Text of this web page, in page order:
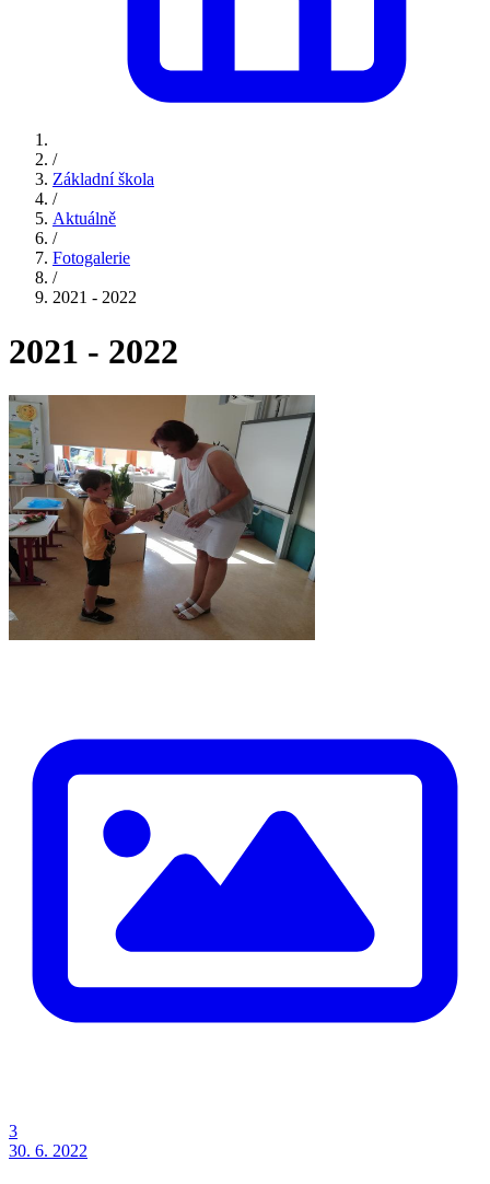
/
Základní škola
/
Aktuálně
/
Fotogalerie
/
2021 - 2022
2021 - 2022
3
30. 6. 2022